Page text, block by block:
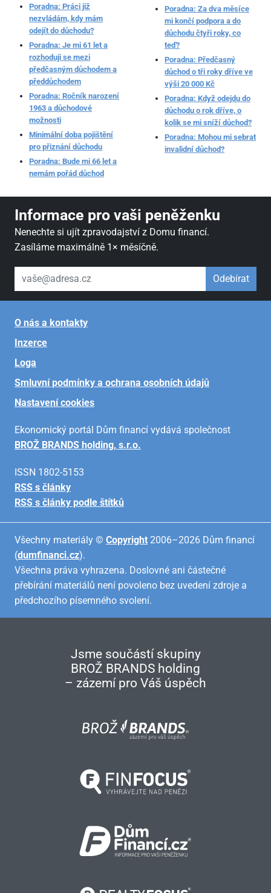
Poradna: Práci již
nezvládám, kdy mám
odejít do důchodu?
Poradna: Je mi 61 let a
rozhoduji se mezi
předčasným důchodem a
předdůchodem
Poradna: Ročník narození
1963 a důchodové
možnosti
Minimální doba pojištění
pro přiznání důchodu
Poradna: Bude mi 66 let a
nemám pořád důchod
Poradna: Za dva měsíce
mi končí podpora a do
důchodu čtyři roky, co
teď?
Poradna: Předčasný
důchod o tři roky dříve ve
výši 20 000 Kč
Poradna: Když odejdu do
důchodu o rok dříve, o
kolik se mi sníží důchod?
Poradna: Mohou mi sebrat
invalidní důchod?
Informace pro vaši peněženku
Nenechte si ujít zpravodajství z Domu financí.
Zasíláme maximálně 1× měsíčně.
váš email Odebírat
O nás a kontakty
Inzerce
Loga
Smluvní podmínky a ochrana osobních údajů
Nastavení cookies
Ekonomický portál Dům financí vydává společnost
BROŽ BRANDS holding, s.r.o.
ISSN 1802-5153
RSS s články
RSS s články podle štítků
Všechny materiály © Copyright 2006–2026 Dům financí
(dumfinanci.cz).
Všechna práva vyhrazena. Doslovné ani částečné
přebírání materiálů není povoleno bez uvedení zdroje a
předchozího písemného svolení.
Jsme součástí skupiny
BROŽ BRANDS holding
– zázemí pro Váš úspěch